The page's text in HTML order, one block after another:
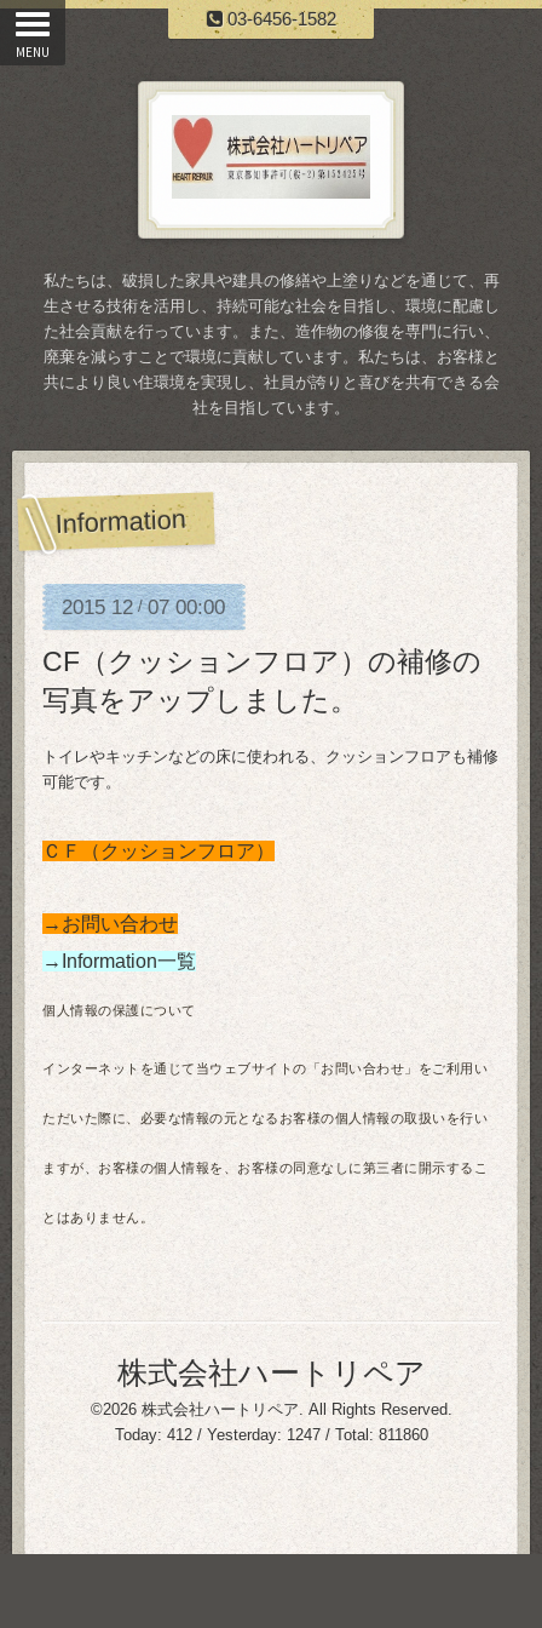
03-6456-1582
私たちは、破損した家具や建具の修繕や上塗りなどを通じて、再
生させる技術を活用し、持続可能な社会を目指し、環境に配慮し
た社会貢献を行っています。また、造作物の修復を専門に行い、
廃棄を減らすことで環境に貢献しています。私たちは、お客様と
共により良い住環境を実現し、社員が誇りと喜びを共有できる会
社を目指しています。
Information
2015 12/07 00:00
CF（クッションフロア）の補修の
写真をアップしました。
トイレやキッチンなどの床に使われる、クッションフロアも補修
可能です。
ＣＦ（クッションフロア）
→お問い合わせ
→Information一覧
個人情報の保護について
インターネットを通じて当ウェブサイトの「お問い合わせ」をご利用い
ただいた際に、必要な情報の元となるお客様の個人情報の取扱いを行い
ますが、お客様の個人情報を、お客様の同意なしに第三者に開示するこ
とはありません。
株式会社ハートリペア
©2026 株式会社ハートリペア. All Rights Reserved.
Today: 412/ Yesterday: 1247/ Total: 811860